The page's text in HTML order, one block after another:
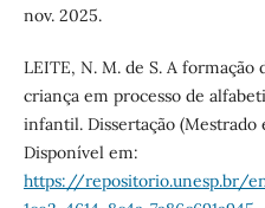
nov. 2025.
LEITE, N. M. de S. A
criança em processo de
infantil. Dissertação (Mestrado
Disponível em:
https://repositorio.unesp.br/